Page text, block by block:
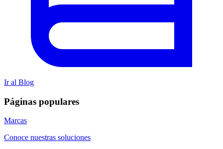
Ir al Blog
Páginas populares
Marcas
Conoce nuestras soluciones